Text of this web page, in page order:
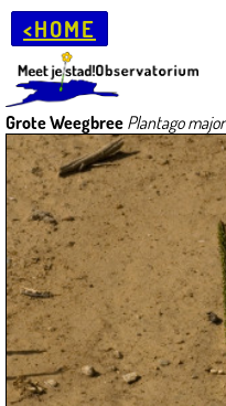
<HOME
Grote Weegbree Plantago major